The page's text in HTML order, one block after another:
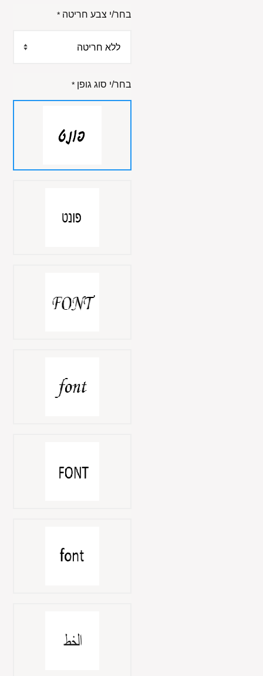
בחר/י צבע חריטה *
בחר/י סוג גופן *